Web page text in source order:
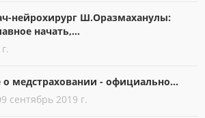
нейрохирург Ш.Оразмаханулы:
начать,...
о медстраховании - официально...
сентябрь 2019 г.